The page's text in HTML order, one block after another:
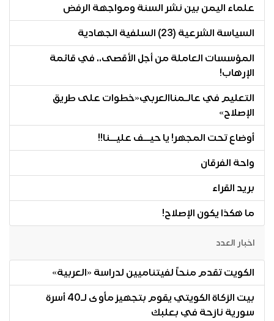
علماء اليمن بين نشر السنة ومواجهة الرفض
السياسة الشرعية (23) السلفية الجهادية
المؤسسات العاملة من أجل الأقصى.. في قائمة
الإرهاب!
التعليم في عالـمناالعربي«خطوات على طريق
الإصلاح»
أوضاع تحت المجهر! يا حيــف عليــنا!!
واحة الفرقان
بريد القراء
ما هكذا يكون الإصلاح!
اخبار العدد
الكويت تقدم منحاً لفيتناميين لدراسة «العربية»
بيت الزكاة الكويتي يقوم بتجهيز مأوى لـ40 أسرة
سورية نازحة في بعلبك